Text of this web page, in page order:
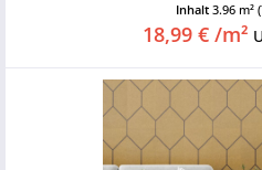
Inhalt 3.96 m²
18,99 € /m²